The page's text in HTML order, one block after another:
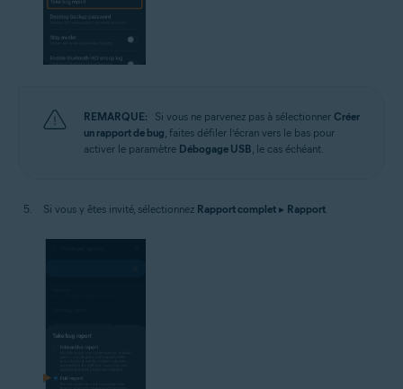
REMARQUE: Si vous ne parvenez pas à sélectionner Créer
un rapport de bug , faites défiler l’écran vers le bas pour
activer le paramètre Débogage USB , le cas échéant.
Si vous y êtes invité, sélectionnez Rapport complet ▸ Rapport